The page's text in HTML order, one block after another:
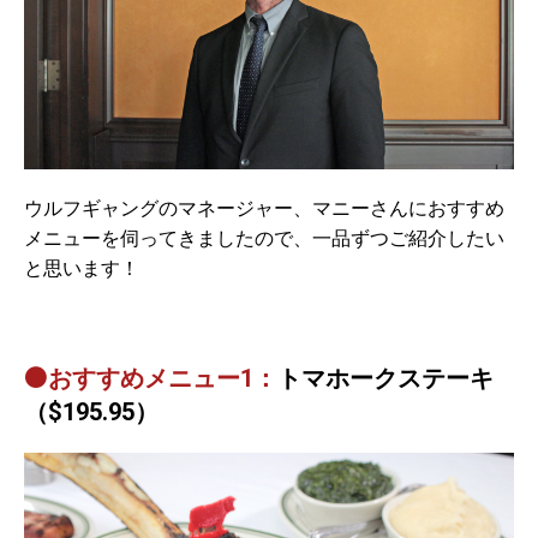
ウルフギャングのマネージャー、マニーさんにおすすめ
メニューを伺ってきましたので、一品ずつご紹介したい
と思います！
⚫おすすめメニュー1：
トマホークステーキ
（$195.95）